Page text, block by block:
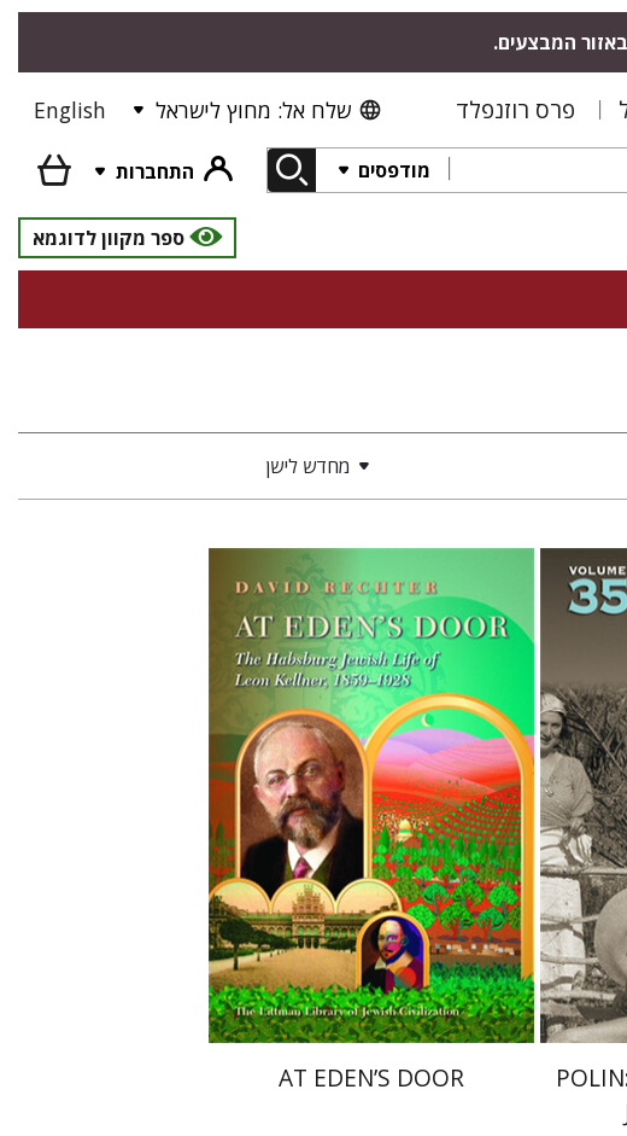
המבצעים.
פרס רוזנפלד שלח אל: מחוץ לישראל English
מודפסים
התחברות
ספר מקוון לדוגמא
מחדש לישן
David Rechter
הנחת אתר ספר מודפס
$50
$45
AT EDEN’S DOOR